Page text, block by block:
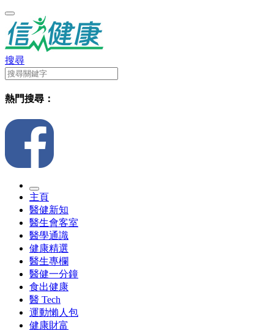
搜尋
熱門搜尋：
主頁
醫健新知
醫生會客室
醫學通識
健康精選
醫生專欄
醫健一分鐘
食出健康
醫 Tech
運動懶人包
健康財富